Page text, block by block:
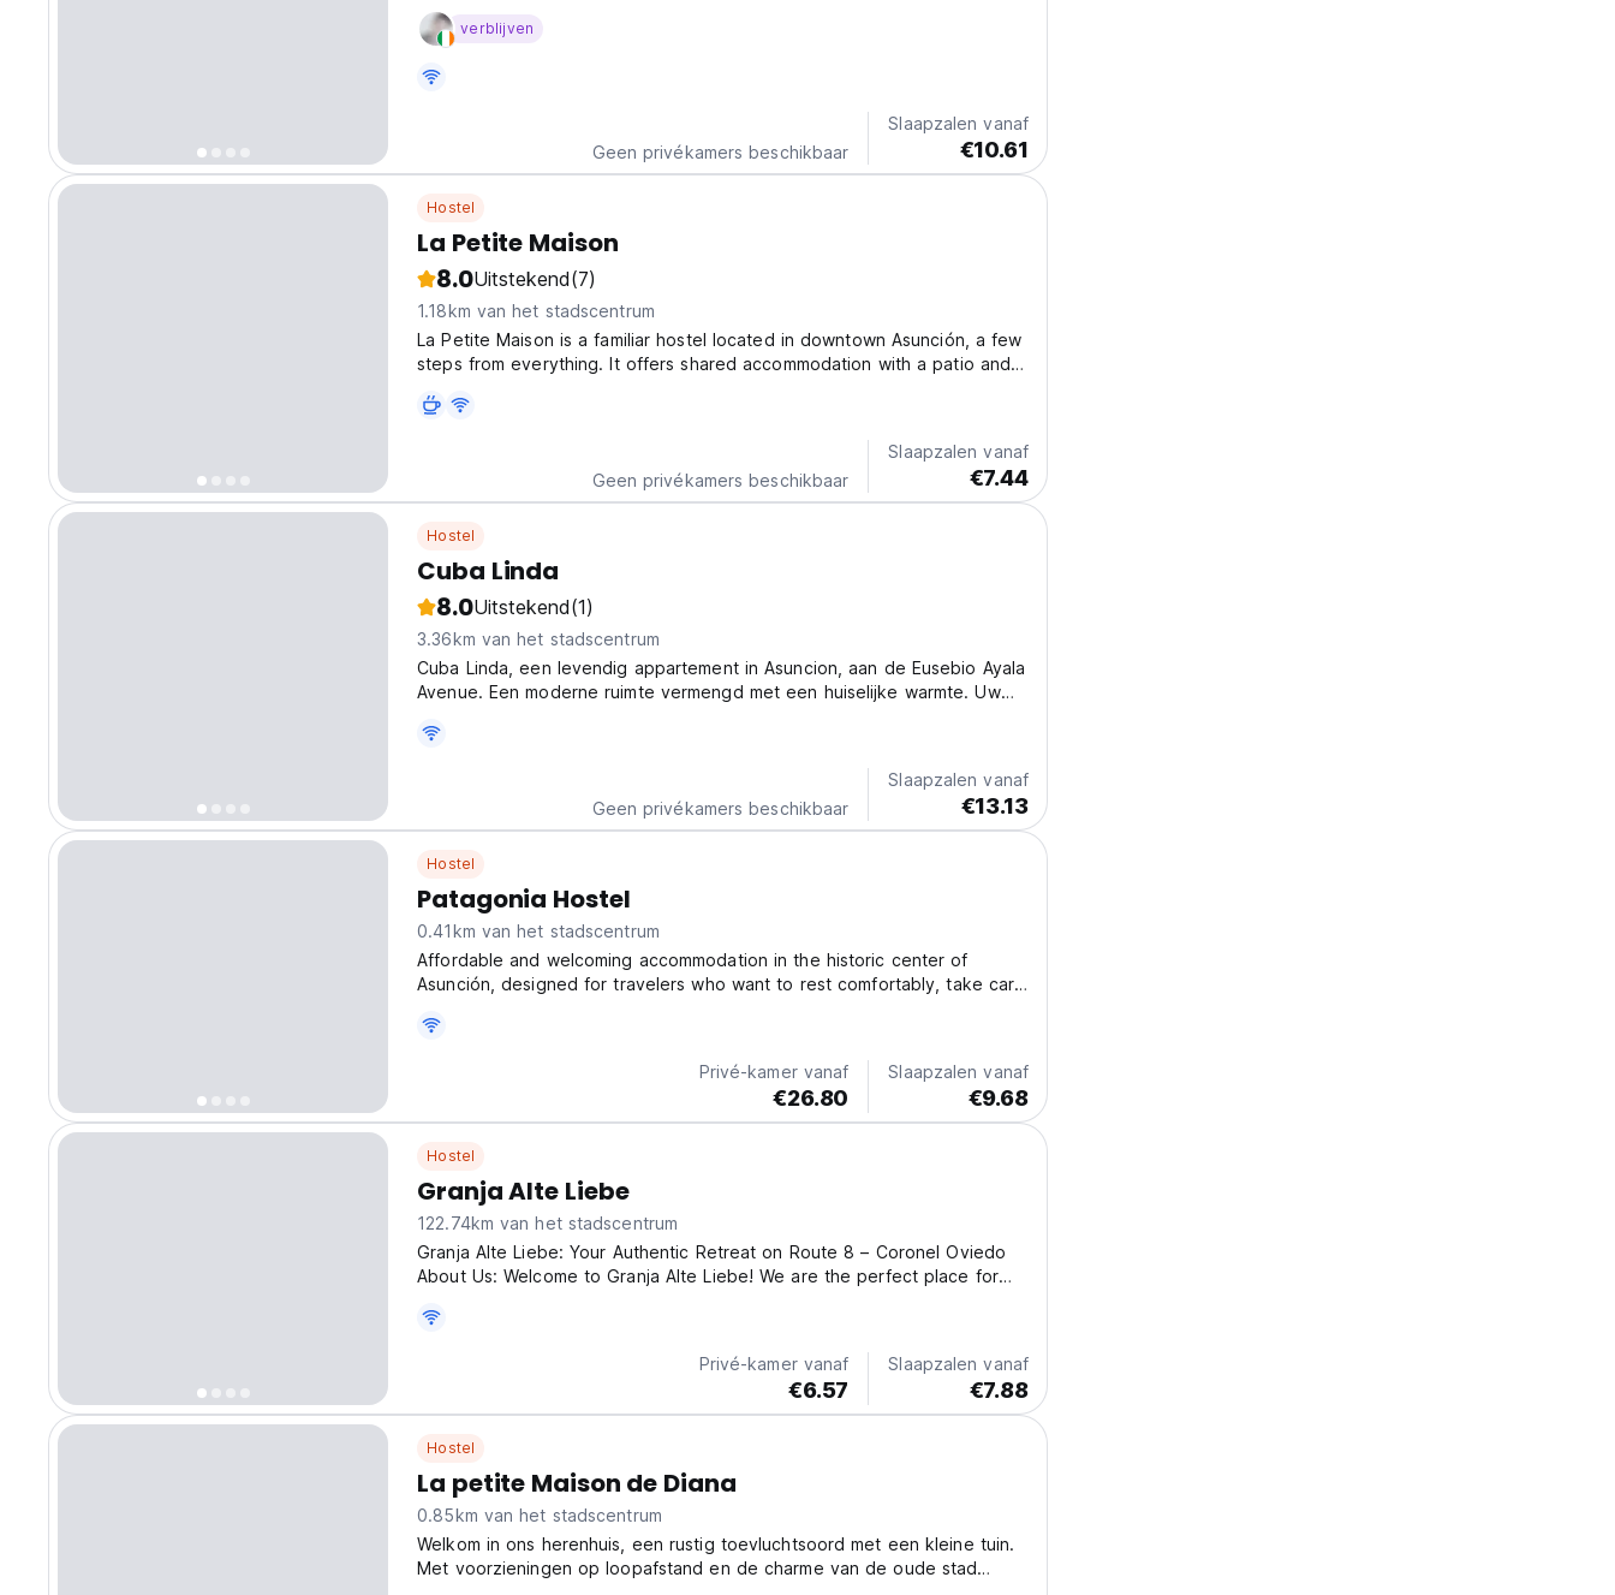
width per person) -Complete privacy with wood walls and curtains in
every bed -Temperature controlled air conditioning...
verblijven
Geen privékamers beschikbaar
Slaapzalen vanaf
€10.61
Hostel
La Petite Maison
8.0Uitstekend(7)
1.18km van het stadscentrum
La Petite Maison is a familiar hostel located in downtown Asunción, a few
steps from everything. It offers shared accommodation with a patio and
Stadium. The hostel has self-catering facilities,...
Geen privékamers beschikbaar
Slaapzalen vanaf
€7.44
Hostel
Cuba Linda
8.0Uitstekend(1)
3.36km van het stadscentrum
Cuba Linda, een levendig appartement in Asuncion, aan de Eusebio Ayala
Avenue. Een moderne ruimte vermengd met een huiselijke warmte. Uw
translated from original language)
Geen privékamers beschikbaar
Slaapzalen vanaf
€13.13
Hostel
Patagonia Hostel
0.41km van het stadscentrum
Affordable and welcoming accommodation in the historic center of
Asunción, designed for travelers who want to rest comfortably, take care
friendly atmosphere, ideal both for sharing with other...
Privé-kamer vanaf
€26.80
Slaapzalen vanaf
€9.68
Hostel
Granja Alte Liebe
122.74km van het stadscentrum
Granja Alte Liebe: Your Authentic Retreat on Route 8 – Coronel Oviedo
About Us: Welcome to Granja Alte Liebe! We are the perfect place for
Paraguayan life. Conveniently located on Route...
Privé-kamer vanaf
€6.57
Slaapzalen vanaf
€7.88
Hostel
La petite Maison de Diana
0.85km van het stadscentrum
Welkom in ons herenhuis, een rustig toevluchtsoord met een kleine tuin.
Met voorzieningen op loopafstand en de charme van de oude stad